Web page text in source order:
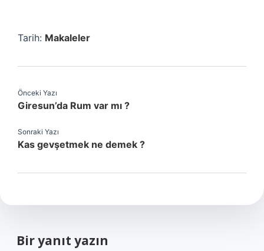
Tarih: Makaleler
Önceki Yazı
Giresun’da Rum var mı ?
Sonraki Yazı
Kas gevşetmek ne demek ?
Bir yanıt yazın